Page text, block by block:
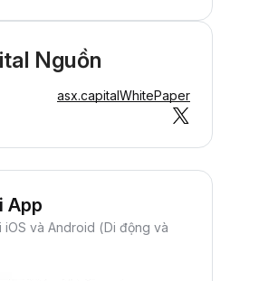
Nguồn
asx.capitalWhitePaper
App
iOS và Android (Di động và